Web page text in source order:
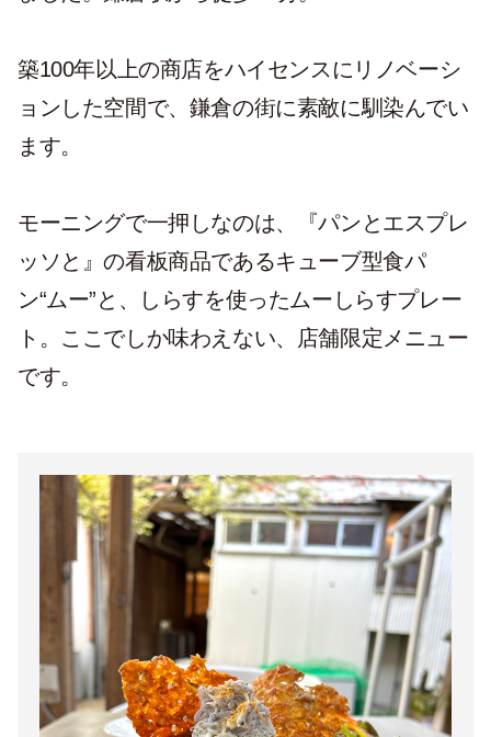
築100年以上の商店をハイセンスにリノベーシ
ョンした空間で、鎌倉の街に素敵に馴染んでい
ます。
モーニングで一押しなのは、『パンとエスプレ
ッソと』の看板商品であるキューブ型食パ
ン“ムー”と、しらすを使ったムーしらすプレー
ト。ここでしか味わえない、店舗限定メニュー
です。